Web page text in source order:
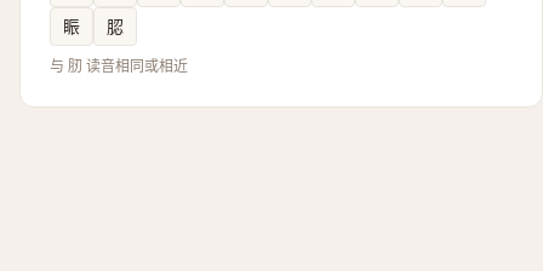
䀼
䏰
与 肕 读音相同或相近